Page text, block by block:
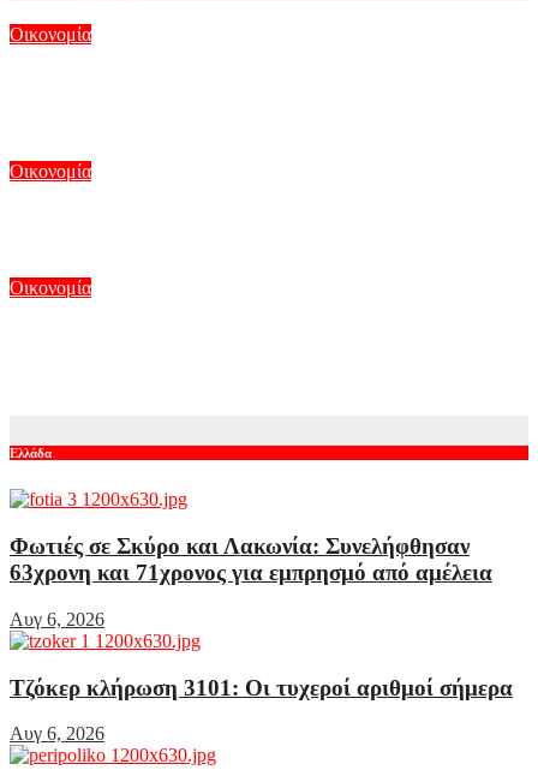
Οικονομία
Οικονομία
Οικονομία
Ελλάδα
Φωτιές σε Σκύρο και Λακωνία: Συνελήφθησαν
63χρονη και 71χρονος για εμπρησμό από αμέλεια
Αυγ 6, 2026
Τζόκερ κλήρωση 3101: Οι τυχεροί αριθμοί σήμερα
Αυγ 6, 2026